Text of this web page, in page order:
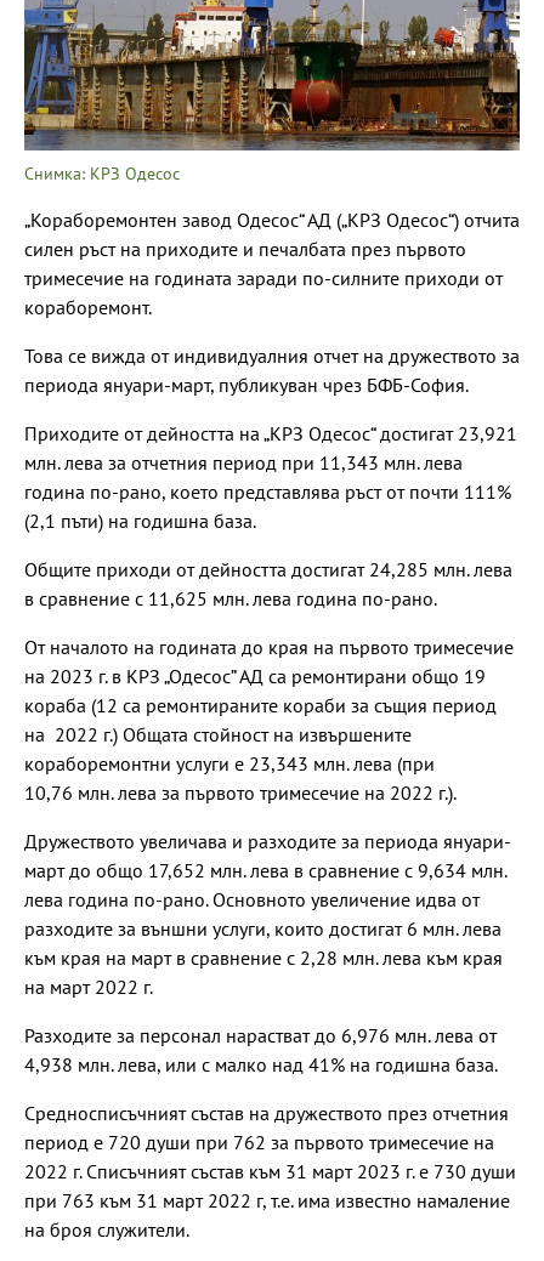
Снимка: КРЗ Одесос
„Кораборемонтен завод Одесос“ АД („КРЗ Одесос“) отчита
силен ръст на приходите и печалбата през първото
тримесечие на годината заради по-силните приходи от
кораборемонт.
Това се вижда от индивидуалния отчет на дружеството за
периода януари-март, публикуван чрез БФБ-София.
Приходите от дейността на „КРЗ Одесос“ достигат 23,921
млн. лева за отчетния период при 11,343 млн. лева
година по-рано, което представлява ръст от почти 111%
(2,1 пъти) на годишна база.
Общите приходи от дейността достигат 24,285 млн. лева
в сравнение с 11,625 млн. лева година по-рано.
От началото на годината до края на първото тримесечие
на 2023 г. в КРЗ „Одесос” АД са ремонтирани общо 19
кораба (12 са ремонтираните кораби за същия период
на 2022 г.) Общата стойност на извършените
кораборемонтни услуги е 23,343 млн. лева (при
10,76 млн. лева за първото тримесечие на 2022 г.).
Дружеството увеличава и разходите за периода януари-
март до общо 17,652 млн. лева в сравнение с 9,634 млн.
лева година по-рано. Основното увеличение идва от
разходите за външни услуги, които достигат 6 млн. лева
към края на март в сравнение с 2,28 млн. лева към края
на март 2022 г.
Разходите за персонал нарастват до 6,976 млн. лева от
4,938 млн. лева, или с малко над 41% на годишна база.
Средносписъчният състав на дружеството през отчетния
период е 720 души при 762 за първото тримесечие на
2022 г. Списъчният състав към 31 март 2023 г. е 730 души
при 763 към 31 март 2022 г, т.е. има известно намаление
на броя служители.